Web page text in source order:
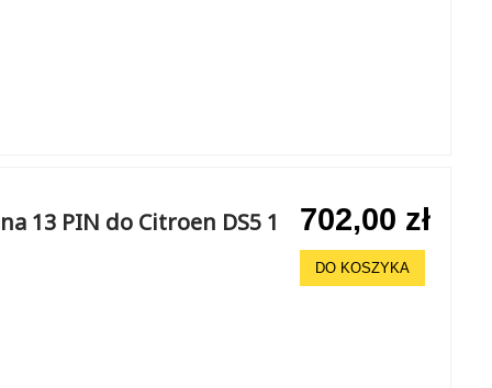
13 PIN do Citroen DS5 1
702,00 zł
DO KOSZYKA